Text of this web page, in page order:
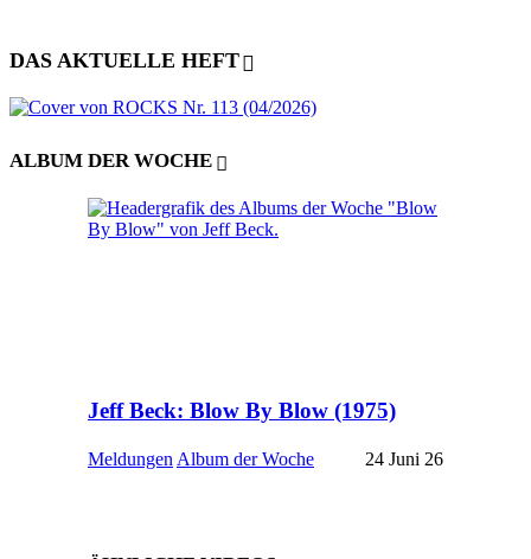
DAS AKTUELLE HEFT
ALBUM DER WOCHE
Jeff Beck: Blow By Blow (1975)
Meldungen Album der Woche 24 Juni 26